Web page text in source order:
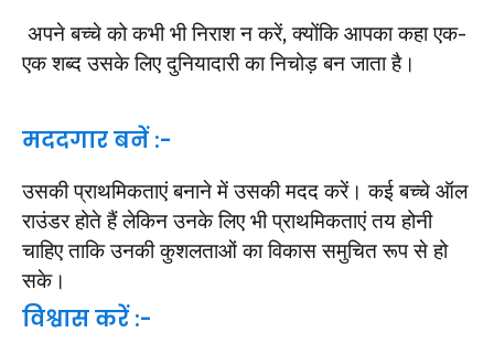
अपने बच्चे को कभी भी निराश न करें, क्योंकि आपका कहा एक-
एक शब्द उसके लिए दुनियादारी का निचोड़ बन जाता है।
मददगार बनें :-
उसकी प्राथमिकताएं बनाने में उसकी मदद करें। कई बच्चे ऑल
राउंडर होते हैं लेकिन उनके लिए भी प्राथमिकताएं तय होनी
चाहिए ताकि उनकी कुशलताओं का विकास समुचित रूप से हो
सके।
विश्वास करें :-